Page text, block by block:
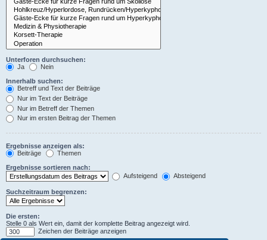
Unterforen durchsuchen:
Ja
Nein
Innerhalb suchen:
Betreff und Text der Beiträge
Nur im Text der Beiträge
Nur im Betreff der Themen
Nur im ersten Beitrag der Themen
Ergebnisse anzeigen als:
Beiträge
Themen
Ergebnisse sortieren nach:
Aufsteigend
Absteigend
Suchzeitraum begrenzen:
Die ersten:
Stelle 0 als Wert ein, damit der komplette Beitrag angezeigt wird.
Zeichen der Beiträge anzeigen